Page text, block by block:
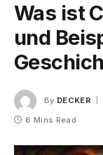
Was ist
und
By DECKER
6 Mins Read